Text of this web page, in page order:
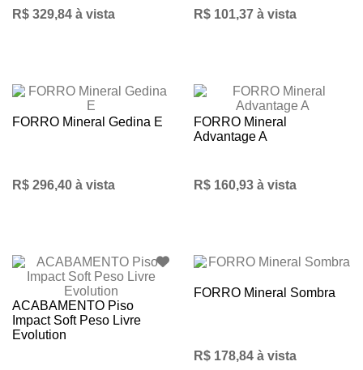
R$ 329,84 à vista R$ 101,37 à vista
FORRO Mineral Gedina E
R$ 296,40 à vista
FORRO Mineral
Advantage A
R$ 160,93 à vista
ACABAMENTO Piso
Impact Soft Peso Livre
Evolution
FORRO Mineral Sombra
R$ 178,84 à vista